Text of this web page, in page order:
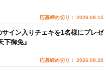
応募締め切り： 2026.08.15
イン入りチェキを1名様にプレゼ
御免』
応募締め切り： 2026.08.20